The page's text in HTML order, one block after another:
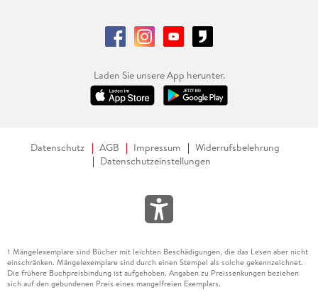
Laden Sie unsere App herunter.
Datenschutz AGB Impressum
Widerrufsbelehrung
Datenschutzeinstellungen
1 Mängelexemplare sind Bücher mit leichten Beschädigungen, die das Lesen aber nicht
einschränken. Mängelexemplare sind durch einen Stempel als solche gekennzeichnet.
Die frühere Buchpreisbindung ist aufgehoben. Angaben zu Preissenkungen beziehen
sich auf den gebundenen Preis eines mangelfreien Exemplars.